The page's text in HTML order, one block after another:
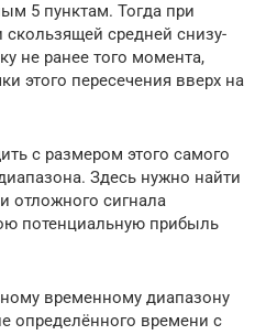
5 пунктам. Тогда при
средней снизу-
не ранее того момента,
этого пересечения вверх на
с размером этого самого
Здесь нужно найти
отложного сигнала
потенциальную прибыль
временному диапазону
определённого времени с